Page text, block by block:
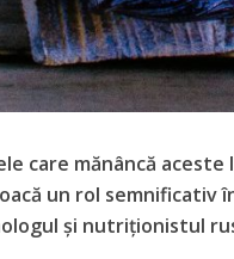
care mănâncă
un rol semnificativ
și nutriționistul